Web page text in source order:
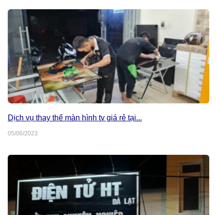
Dịch vụ thay thế màn hình tv giá rẻ tại...
05/06/2023